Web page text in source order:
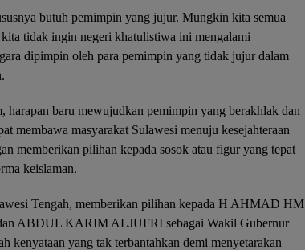
butuh pemimpin yang jujur. Mungkin kita semua
tidak ingin negeri khatulistiwa ini mengalami
dipimpin oleh para pemimpin yang tidak jujur dalam
harapan baru mewujudkan pemimpin yang berakhlak dan
membawa masyarakat Sulawesi menuju kesejahteraan
memberikan pilihan kepada sosok atau figur yang tepat
keislaman.
Tengah, memberikan pilihan kepada H AHMAD HM
ABDUL KARIM ALJUFRI sebagai Wakil Gubernur
kenyataan yang tak terbantahkan demi menyetarakan